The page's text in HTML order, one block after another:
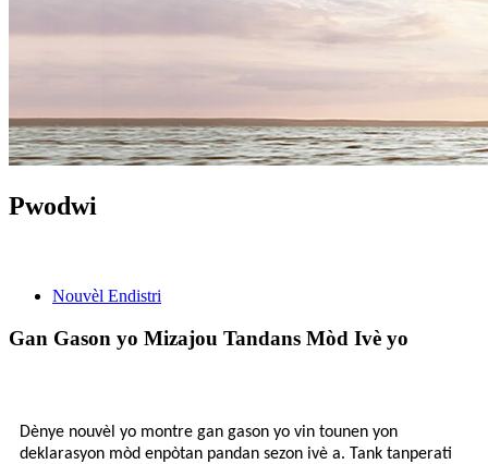
Pwodwi
Nouvèl Endistri
Gan Gason yo Mizajou Tandans Mòd Ivè yo
Dènye nouvèl yo montre gan gason yo vin tounen yon
deklarasyon mòd enpòtan pandan sezon ivè a. Tank tanperati